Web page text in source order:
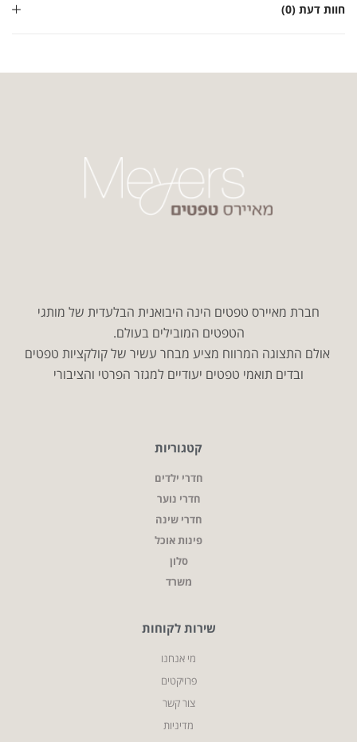
חוות דעת (0)
חברת מאיירס טפטים הינה היבואנית הבלעדית של מותגי
הטפטים המובילים בעולם.
אולם התצוגה המרווח מציע מבחר עשיר של קולקציות טפטים
ובדים תואמי טפטים יעודיים למגזר הפרטי והציבורי
קטגוריות
חדרי ילדים
חדרי נוער
חדרי שינה
פינות אוכל
סלון
משרד
שירות לקוחות
מי אנחנו
פרויקטים
צור קשר
מדיניות